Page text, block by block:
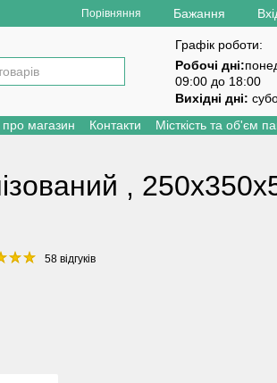
Порівняння Бажання
Графік роботи:
Робочі дні:
09:00 до 18:00
Вихідні дні:
про магазин Контакти Місткість та об'єм
,
58 відгуків